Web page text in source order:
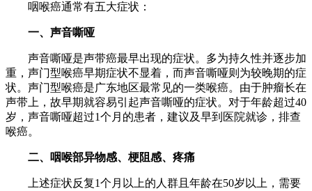
咽喉癌通常有五大症状：
一、声音嘶哑
声音嘶哑是声带癌最早出现的症状。多为持久性并逐步加
重，声门型喉癌早期症状不显着，而声音嘶哑则为较晚期的症
状。声门型喉癌是广东地区最常见的一类喉癌。由于肿瘤长在
声带上，故早期就容易引起声音嘶哑的症状。对于年龄超过40
岁，声音嘶哑超过1个月的患者，建议及早到医院就诊，排查
喉癌。
二、咽喉部异物感、梗阻感、疼痛
上述症状反复1个月以上的人群且年龄在50岁以上，需要